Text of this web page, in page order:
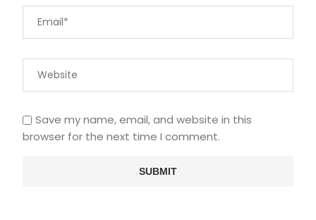
Save my name, email, and website in this
browser for the next time I comment.